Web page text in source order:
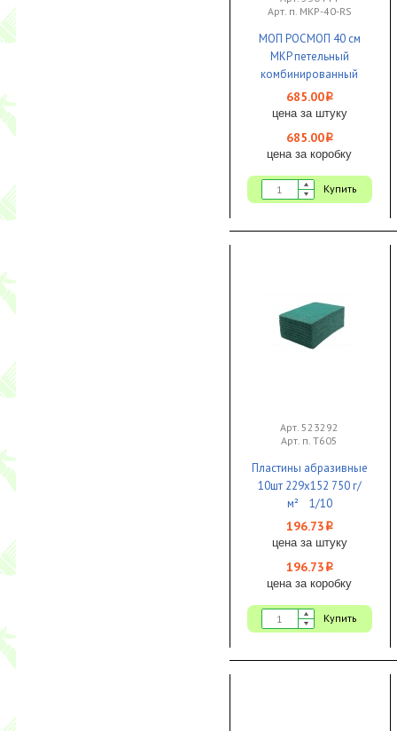
Арт. п. MKP-40-RS
МОП РОСМОП 40 см
MKP петельный
комбинированный
премиум карман/
язык 1/25
685.00i
цена за штуку
685.00i
цена за коробку
Купить
Арт. 523292
Арт. п. Т605
Пластины абразивные
10шт 229х152 750 г/
м² 1/10
196.73 i
цена за штуку
196.73 i
цена за коробку
Купить